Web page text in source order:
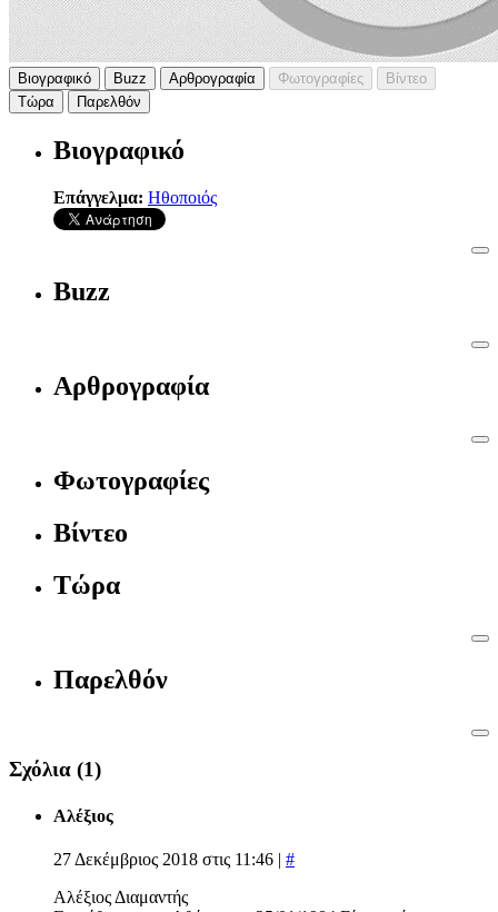
Βιογραφικό Buzz Αρθρογραφία Φωτογραφίες
Βίντεο
Τώρα
Παρελθόν
Βιογραφικό
Επάγγελμα: Ηθοποιός
Buzz
Αρθρογραφία
Φωτογραφίες
Βίντεο
Τώρα
Παρελθόν
Σχόλια (1)
Αλέξιος
27 Δεκέμβριος 2018 στις 11:46 | #
Αλέξιος Διαμαντής